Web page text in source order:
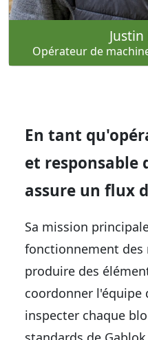
Justin
Opérateur de
En tant
et responsable
assure un flux
Sa mission
fonctionnement des
produire des
coordonner l'équipe
inspecter chaque